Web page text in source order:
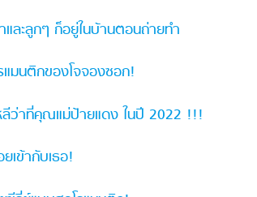
ละลูกๆ ก็อยู่ในบ้านตอนถ่ายทำ
แมนติกของโจจองซอก!
ลีว่าที่คุณแม่ป้ายแดง ในปี 2022 !!!
เข้ากับเธอ!